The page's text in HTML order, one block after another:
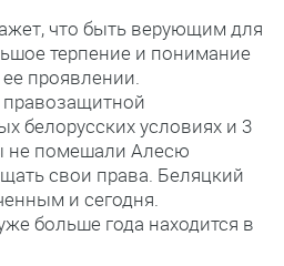
что быть верующим для
терпение и понимание
проявлении.
правозащитной
белорусских условиях и 3
не помешали Алесю
свои права. Беляцкий
и сегодня.
больше года находится в